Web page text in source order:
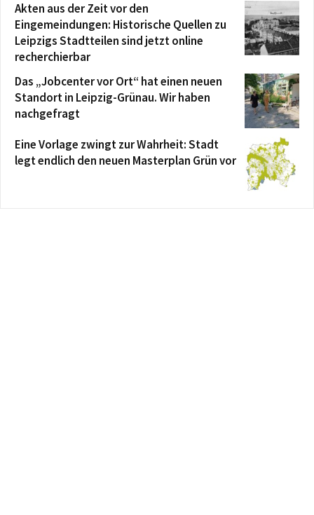
Akten aus der Zeit vor den
Eingemeindungen: Historische Quellen zu
Leipzigs Stadtteilen sind jetzt online
recherchierbar
Das „Jobcenter vor Ort“ hat einen neuen
Standort in Leipzig-Grünau. Wir haben
nachgefragt
Eine Vorlage zwingt zur Wahrheit: Stadt
legt endlich den neuen Masterplan Grün vor